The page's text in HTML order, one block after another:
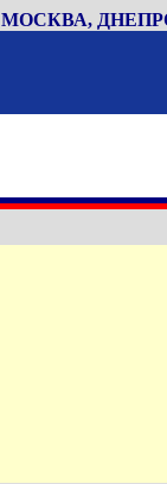
МОСКВА,